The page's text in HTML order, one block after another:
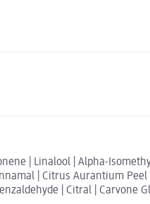
| Linalool | Alpha-
| Citrus Aurantium Peel
| Citral |